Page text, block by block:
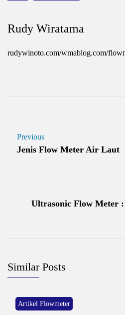
Rudy Wiratama
rudywinoto.com/wmablog.com/
Previous
Jenis Flow Meter Air Laut
Ultrasonic Flow Meter
Similar Posts
Artikel Flowmeter